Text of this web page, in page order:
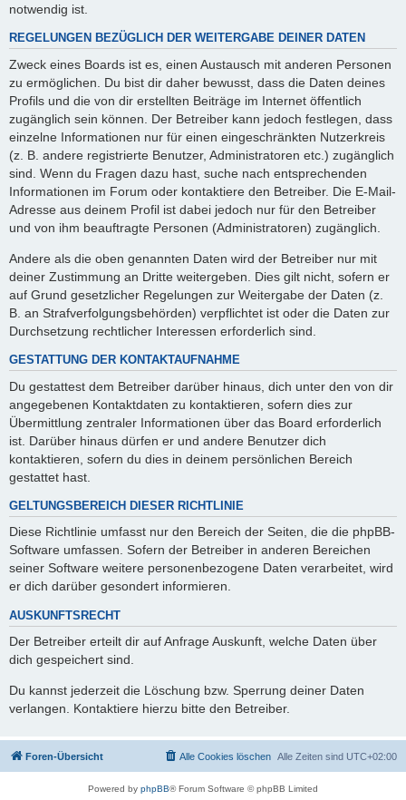
notwendig ist.
REGELUNGEN BEZÜGLICH DER WEITERGABE DEINER DATEN
Zweck eines Boards ist es, einen Austausch mit anderen Personen
zu ermöglichen. Du bist dir daher bewusst, dass die Daten deines
Profils und die von dir erstellten Beiträge im Internet öffentlich
zugänglich sein können. Der Betreiber kann jedoch festlegen, dass
einzelne Informationen nur für einen eingeschränkten Nutzerkreis
(z. B. andere registrierte Benutzer, Administratoren etc.) zugänglich
sind. Wenn du Fragen dazu hast, suche nach entsprechenden
Informationen im Forum oder kontaktiere den Betreiber. Die E-Mail-
Adresse aus deinem Profil ist dabei jedoch nur für den Betreiber
und von ihm beauftragte Personen (Administratoren) zugänglich.
Andere als die oben genannten Daten wird der Betreiber nur mit
deiner Zustimmung an Dritte weitergeben. Dies gilt nicht, sofern er
auf Grund gesetzlicher Regelungen zur Weitergabe der Daten (z.
B. an Strafverfolgungsbehörden) verpflichtet ist oder die Daten zur
Durchsetzung rechtlicher Interessen erforderlich sind.
GESTATTUNG DER KONTAKTAUFNAHME
Du gestattest dem Betreiber darüber hinaus, dich unter den von dir
angegebenen Kontaktdaten zu kontaktieren, sofern dies zur
Übermittlung zentraler Informationen über das Board erforderlich
ist. Darüber hinaus dürfen er und andere Benutzer dich
kontaktieren, sofern du dies in deinem persönlichen Bereich
gestattet hast.
GELTUNGSBEREICH DIESER RICHTLINIE
Diese Richtlinie umfasst nur den Bereich der Seiten, die die phpBB-
Software umfassen. Sofern der Betreiber in anderen Bereichen
seiner Software weitere personenbezogene Daten verarbeitet, wird
er dich darüber gesondert informieren.
AUSKUNFTSRECHT
Der Betreiber erteilt dir auf Anfrage Auskunft, welche Daten über
dich gespeichert sind.
Du kannst jederzeit die Löschung bzw. Sperrung deiner Daten
verlangen. Kontaktiere hierzu bitte den Betreiber.
Foren-Übersicht Alle Zeiten sind UTC+02:00
Alle Cookies löschen
Powered by phpBB® Forum Software © phpBB Limited